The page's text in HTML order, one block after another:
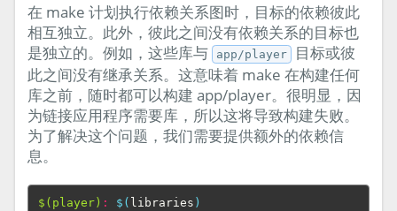
在 make 计划执行依赖关系图时，目标的依赖彼此
相互独立。此外，彼此之间没有依赖关系的目标也
是独立的。例如，这些库与
app/player
目标或彼
此之间没有继承关系。这意味着 make 在构建任何
库之前，随时都可以构建 app/player。很明显，因
为链接应用程序需要库，所以这将导致构建失败。
为了解决这个问题，我们需要提供额外的依赖信
息。
$(player) : $( libraries )